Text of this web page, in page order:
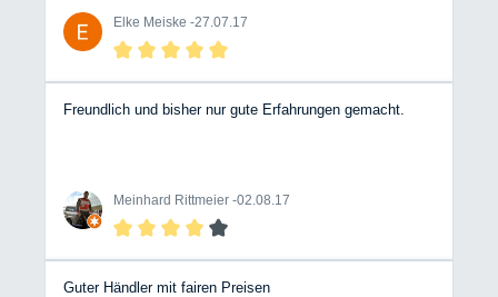
Elke Meiske -27.07.17
Freundlich und bisher nur gute Erfahrungen gemacht.
Meinhard Rittmeier -02.08.17
Guter Händler mit fairen Preisen